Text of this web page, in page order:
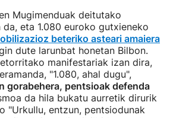
Mugimenduak deitutako
eta 1.080 euroko gutxieneko
beteriko asteari amaiera
dute larunbat honetan Bilbon.
manifestariak izan dira,
"1.080, ahal dugu",
gorabehera, pentsioak defenda
da hila bukatu aurretik dirurik
"Urkullu, entzun, pentsiodunak